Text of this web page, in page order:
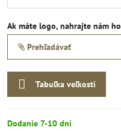
Ak máte logo, nahrajte nám ho
Prehľadávať
Tabuľka veľkostí
Dodanie 7-10 dní